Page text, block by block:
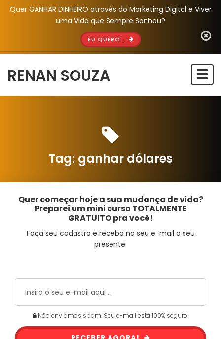
Quer GANHAR DINHEIRO através do Marketing Digital e Viver
uma Vida que Sempre Sonhou?
EU QUERO..
RENAN SOUZA
Tag: ganhar dólares
Quer começar hoje a sua mudança de vida?
Preparei um mini curso TOTALMENTE
GRATUITO pra você!
Faça seu cadastro e receba no seu e-mail o seu
presente.
Não enviamos spam. Seu e-mail está 100% seguro!